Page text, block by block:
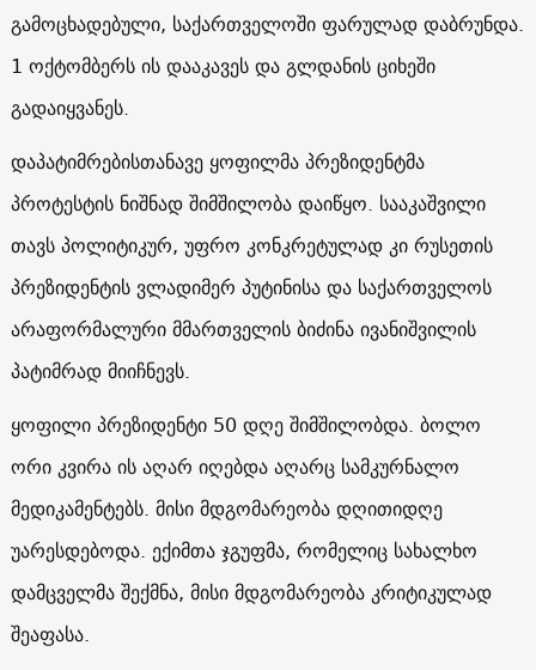
გამოცხადებული, საქართველოში ფარულად დაბრუნდა.
1 ოქტომბერს ის დააკავეს და გლდანის ციხეში
გადაიყვანეს.
დაპატიმრებისთანავე ყოფილმა პრეზიდენტმა
პროტესტის ნიშნად შიმშილობა დაიწყო. სააკაშვილი
თავს პოლიტიკურ, უფრო კონკრეტულად კი რუსეთის
პრეზიდენტის ვლადიმერ პუტინისა და საქართველოს
არაფორმალური მმართველის ბიძინა ივანიშვილის
პატიმრად მიიჩნევს.
ყოფილი პრეზიდენტი 50 დღე შიმშილობდა. ბოლო
ორი კვირა ის აღარ იღებდა აღარც სამკურნალო
მედიკამენტებს. მისი მდგომარეობა დღითიდღე
უარესდებოდა. ექიმთა ჯგუფმა, რომელიც სახალხო
დამცველმა შექმნა, მისი მდგომარეობა კრიტიკულად
შეაფასა.